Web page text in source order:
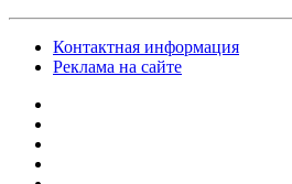
Контактная информация
Реклама на сайте